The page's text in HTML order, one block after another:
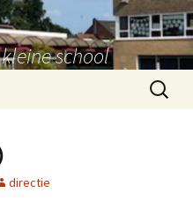
school
Zoeken
naar:
directie